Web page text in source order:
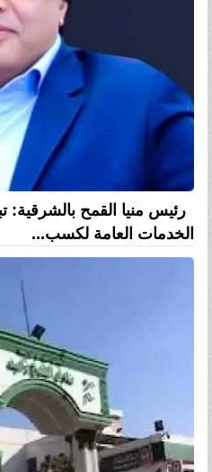
رئيس منيا القمح بالشرقية:
الخدمات العامة لكسب...